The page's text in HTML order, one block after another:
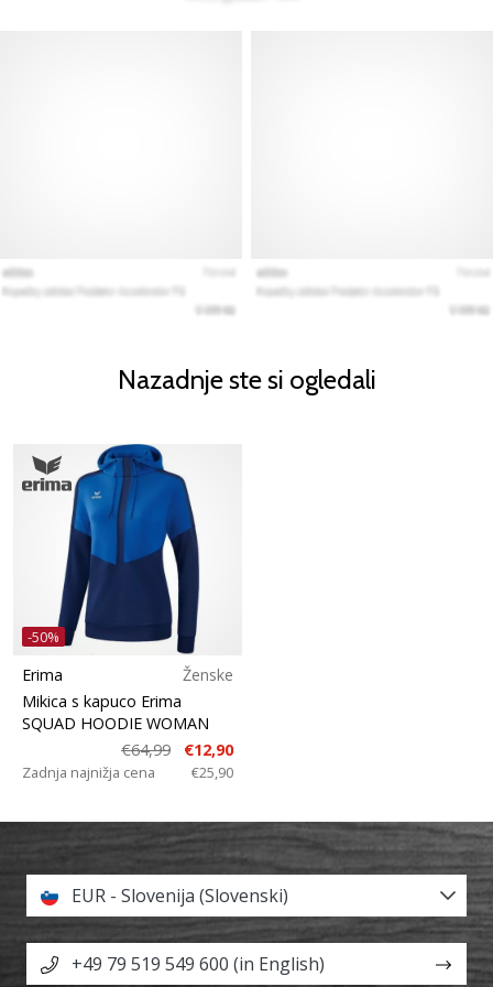
Nazadnje ste si ogledali
-50%
Erima
Ženske
Mikica s kapuco Erima
SQUAD HOODIE WOMAN
€64,99
€12,90
Zadnja najnižja cena €25,90
EUR - Slovenija (Slovenski)
+49 79 519 549 600 (in English)